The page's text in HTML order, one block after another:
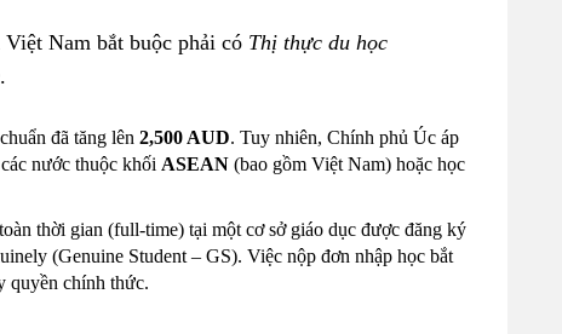
Nam bắt buộc phải có Thị thực du học
đã tăng lên 2,500 AUD. Tuy nhiên, Chính phủ Úc áp
nước thuộc khối ASEAN (bao gồm Việt Nam) hoặc học
thời gian (full-time) tại một cơ sở giáo dục được đăng ký
(Genuine Student – GS). Việc nộp đơn nhập học bắt
quyền chính thức.